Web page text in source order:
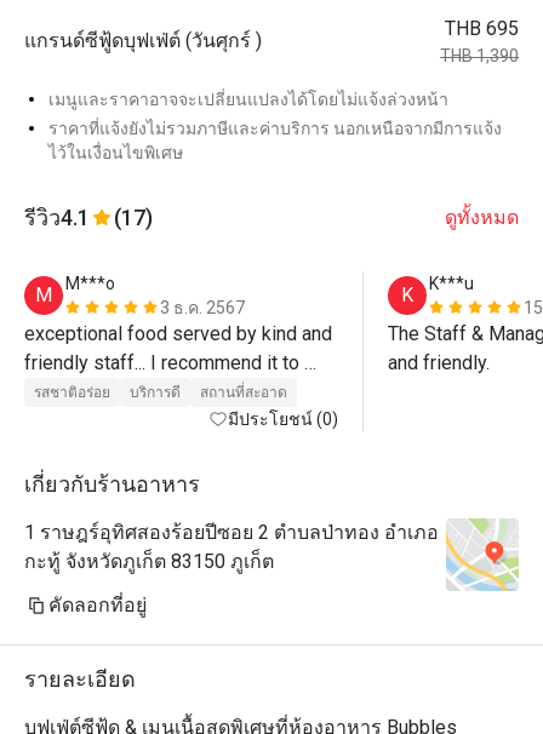
แกรนด์ซีฟู้ดบุฟเฟ่ต์ (วันศุกร์ )
THB 695
THB 1,390
เมนูและราคาอาจจะเปลี่ยนแปลงได้โดยไม่แจ้งล่วงหน้า
ราคาที่แจ้งยังไม่รวมภาษีและค่าบริการ นอกเหนือจากมีการแจ้ง
ไว้ในเงื่อนไขพิเศษ
รีวิว4.1 (17) ดูทั้งหมด
M
M***o
3 ธ.ค. 2567
exceptional food served by kind and
friendly staff... I recommend it to
everyone for the high quality of
food”...Congratulations
รสชาติอร่อย บริการดี สถานที่สะอาด
มีประโยชน์ (0)
K
K***u
The Staff &
and friendly.
เกี่ยวกับร้านอาหาร
1 ราษฎร์อุทิศสองร้อยปีซอย 2 ตำบลป่าทอง อำเภอ
กะทู้ จังหวัดภูเก็ต 83150 ภูเก็ต
คัดลอกที่อยู่
รายละเอียด
บุฟเฟ่ต์ซีฟู้ด & เมนูเนื้อสุดพิเศษที่ห้องอาหาร Bubbles